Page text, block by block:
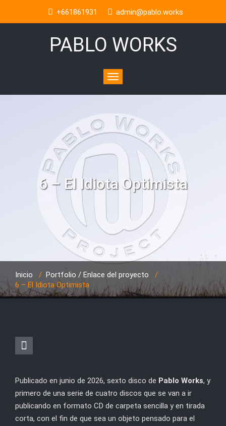
+661861931 admin@pablo.works
PABLO WORKS
Toggle
navigation
6 – El Idiota Optimista
Inicio / Portfolio / Enlace del proyecto /
6 – El Idiota Optimista
Publicado en junio de 2026, sexto disco de Pablo Works, y
primero de una serie de cuatro discos que se van a ir
publicando en formato CD de carpeta sencilla y en tirada
corta, con el fin de que sea un objeto pensado para el